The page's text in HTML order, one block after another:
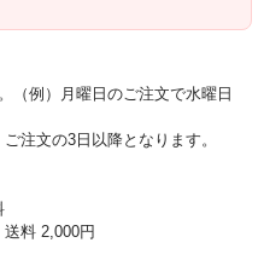
（例）月曜日のご注文で水曜日
注文の3日以降となります。
料 2,000円